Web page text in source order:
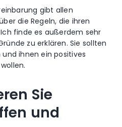
gibt allen
die Regeln, die ihren
finde es außerdem sehr
zu erklären. Sie sollten
und ihnen ein positives
Sie
und